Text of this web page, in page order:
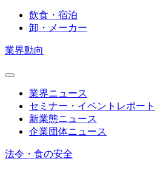
飲食・宿泊
卸・メーカー
業界動向
業界ニュース
セミナー・イベントレポート
新業態ニュース
企業団体ニュース
法令・食の安全